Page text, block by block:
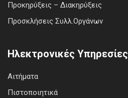
Προκηρύξεις – Διακηρύξεις
Προσκλήσεις Συλλ.Οργάνων
Ηλεκτρονικές Υπηρεσίες
Αιτήματα
Πιστοποιητικά